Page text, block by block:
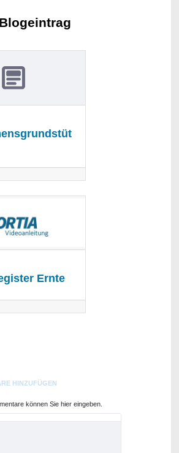
Ernte
HINZUFÜGEN
können Sie hier eingeben.